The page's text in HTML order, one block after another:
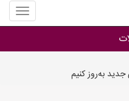
منوی
سایت
آلات
به‌روز کنیم